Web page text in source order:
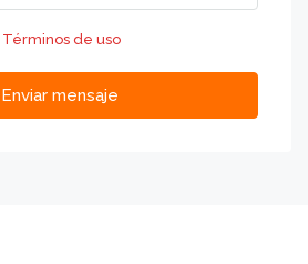
Términos de uso
Enviar mensaje